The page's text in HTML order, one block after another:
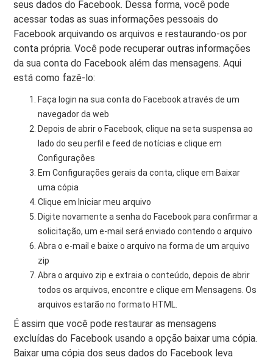
seus dados do Facebook. Dessa forma, você pode
acessar todas as suas informações pessoais do
Facebook arquivando os arquivos e restaurando-os por
conta própria. Você pode recuperar outras informações
da sua conta do Facebook além das mensagens. Aqui
está como fazê-lo:
Faça login na sua conta do Facebook através de um
navegador da web
Depois de abrir o Facebook, clique na seta suspensa ao
lado do seu perfil e feed de notícias e clique em
Configurações
Em Configurações gerais da conta, clique em Baixar
uma cópia
Clique em Iniciar meu arquivo
Digite novamente a senha do Facebook para confirmar a
solicitação, um e-mail será enviado contendo o arquivo
Abra o e-mail e baixe o arquivo na forma de um arquivo
zip
Abra o arquivo zip e extraia o conteúdo, depois de abrir
todos os arquivos, encontre e clique em Mensagens. Os
arquivos estarão no formato HTML.
É assim que você pode restaurar as mensagens
excluídas do Facebook usando a opção baixar uma cópia.
Baixar uma cópia dos seus dados do Facebook leva